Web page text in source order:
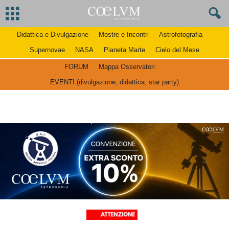
Didattica e Divulgazione Mostre e Incontri
Astrofotografia
Supernovae
NASA Pianeta Marte Cielo del Mese
FORUM
Mappa Osservatori
EVENTI (divulgazione, didattica, star party)